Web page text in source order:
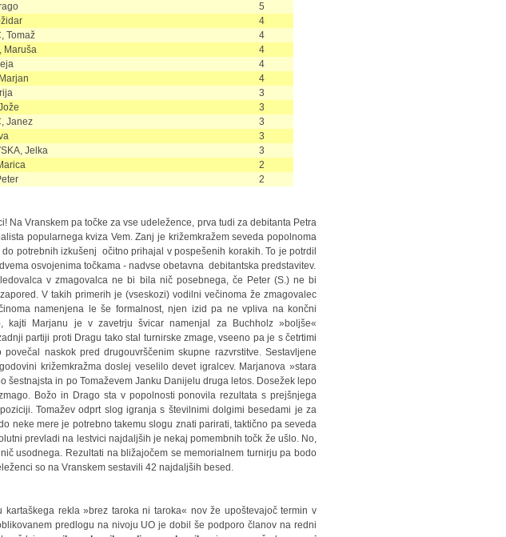
5
4
Tomaž
4
Maruša
4
4
4
3
3
Janez
3
3
Jelka
3
2
2
Na Vranskem pa točke za vse udeležence, prva tudi za debitanta Petra
popularnega kviza Vem. Zanj je križemkražem seveda popolnoma
potrebnih izkušenj očitno prihajal v pospešenih korakih. To je potrdil
osvojenima točkama - nadvse obetavna debitantska predstavitev.
v zmagovalca ne bi bila nič posebnega, če Peter (S.) ne bi
V takih primerih je (vseskozi) vodilni večinoma že zmagovalec
namenjena le še formalnost, njen izid pa ne vpliva na končni
kajti Marjanu je v zavetrju švicar namenjal za Buchholz »boljše«
partiji proti Dragu tako stal turnirske zmage, vseeno pa je s četrtimi
naskok pred drugouvrščenim skupne razvrstitve. Sestavljene
križemkražma doslej veselilo devet igralcev. Marjanova »stara
šestnajsta in po Tomaževem Janku Danijelu druga letos. Dosežek lepo
Božo in Drago sta v popolnosti ponovila rezultata s prejšnjega
Tomažev odprt slog igranja s številnimi dolgimi besedami je za
neke mere je potrebno takemu slogu znati parirati, taktično pa seveda
prevladi na lestvici najdaljših je nekaj pomembnih točk že ušlo. No,
usodnega. Rezultati na bližajočem se memorialnem turnirju pa bodo
so na Vranskem sestavili 42 najdaljših besed.
rekla »brez taroka ni taroka« nov že upoštevajoč termin v
predlogu na nivoju UO je dobil še podporo članov na redni